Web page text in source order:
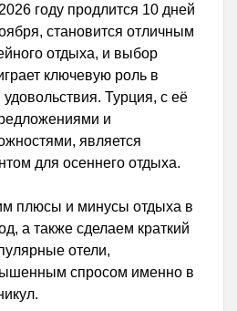
году продлится 10 дней
становится отличным
отдыха, и выбор
ключевую роль в
Турция, с её
и
является
для осеннего отдыха.
плюсы и минусы отдыха в
а также сделаем краткий
отели,
спросом именно в